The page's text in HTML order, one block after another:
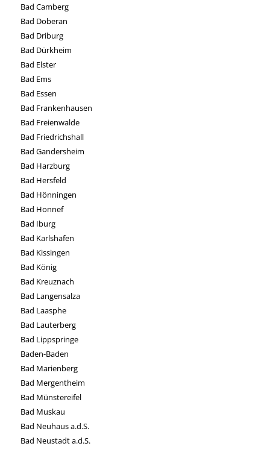
Bad Camberg
Bad Doberan
Bad Driburg
Bad Dürkheim
Bad Elster
Bad Ems
Bad Essen
Bad Frankenhausen
Bad Freienwalde
Bad Friedrichshall
Bad Gandersheim
Bad Harzburg
Bad Hersfeld
Bad Hönningen
Bad Honnef
Bad Iburg
Bad Karlshafen
Bad Kissingen
Bad König
Bad Kreuznach
Bad Langensalza
Bad Laasphe
Bad Lauterberg
Bad Lippspringe
Baden-Baden
Bad Marienberg
Bad Mergentheim
Bad Münstereifel
Bad Muskau
Bad Neuhaus a.d.S.
Bad Neustadt a.d.S.